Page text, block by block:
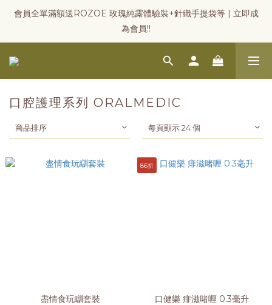
會員全單滿額送ROZOE 玫瑰純露體驗裝+針織手提袋等 | 立即成
為會員!!
口腔護理系列 ORALMEDIC
商品排序 每頁顯示 24 個
盡情食玩瞓套裝
86折
口健樂 痱滋啫喱 0.3毫升